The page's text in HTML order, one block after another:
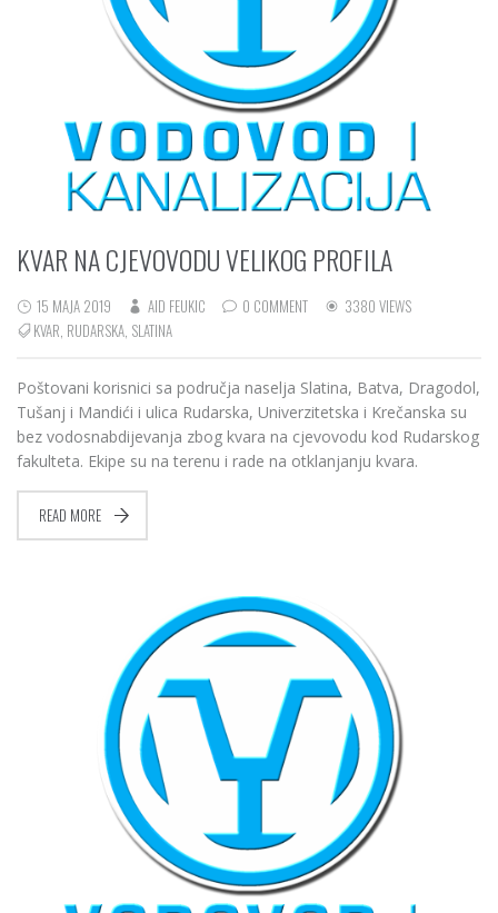
KVAR NA CJEVOVODU VELIKOG PROFILA
15 MAJA 2019 AID FEUKIC 0 COMMENT
3380 VIEWS
KVAR, RUDARSKA, SLATINA
Poštovani korisnici sa područja naselja Slatina, Batva, Dragodol,
Tušanj i Mandići i ulica Rudarska, Univerzitetska i Krečanska su
bez vodosnabdijevanja zbog kvara na cjevovodu kod Rudarskog
fakulteta. Ekipe su na terenu i rade na otklanjanju kvara.
READ MORE